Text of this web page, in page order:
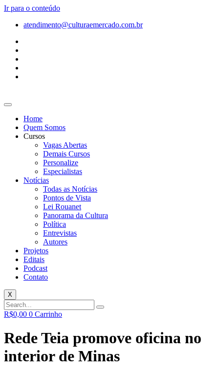
Ir para o conteúdo
atendimento@culturaemercado.com.br
Home
Quem Somos
Cursos
Vagas Abertas
Demais Cursos
Personalize
Especialistas
Notícias
Todas as Notícias
Pontos de Vista
Lei Rouanet
Panorama da Cultura
Política
Entrevistas
Autores
Projetos
Editais
Podcast
Contato
X
R$0,00 0 Carrinho
Rede Teia promove oficina no
interior de Minas